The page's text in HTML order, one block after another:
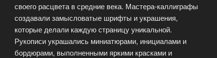
своего расцвета в средние века. Мастера-каллиграфы
создавали замысловатые шрифты и украшения,
которые делали каждую страницу уникальной.
Рукописи украшались миниатюрами, инициалами и
бордюрами, выполненными яркими красками и